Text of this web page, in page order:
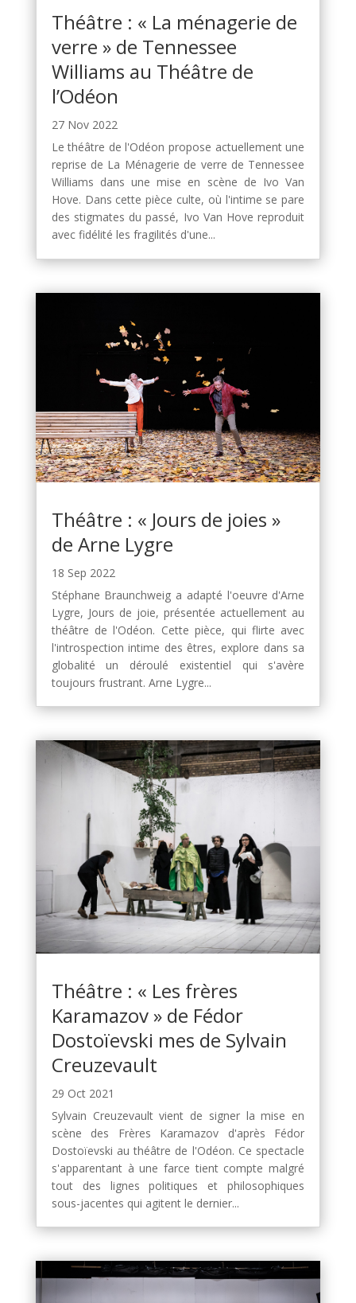
Théâtre : « La ménagerie de
verre » de Tennessee
Williams au Théâtre de
l’Odéon
27 Nov 2022
Le théâtre de l'Odéon propose actuellement une
reprise de La Ménagerie de verre de Tennessee
Williams dans une mise en scène de Ivo Van
Hove. Dans cette pièce culte, où l'intime se pare
des stigmates du passé, Ivo Van Hove reproduit
avec fidélité les fragilités d'une...
Théâtre : « Jours de joies »
de Arne Lygre
18 Sep 2022
Stéphane Braunchweig a adapté l'oeuvre d'Arne
Lygre, Jours de joie, présentée actuellement au
théâtre de l'Odéon. Cette pièce, qui flirte avec
l'introspection intime des êtres, explore dans sa
globalité un déroulé existentiel qui s'avère
toujours frustrant. Arne Lygre...
Théâtre : « Les frères
Karamazov » de Fédor
Dostoïevski mes de Sylvain
Creuzevault
29 Oct 2021
Sylvain Creuzevault vient de signer la mise en
scène des Frères Karamazov d'après Fédor
Dostoïevski au théâtre de l'Odéon. Ce spectacle
s'apparentant à une farce tient compte malgré
tout des lignes politiques et philosophiques
sous-jacentes qui agitent le dernier...